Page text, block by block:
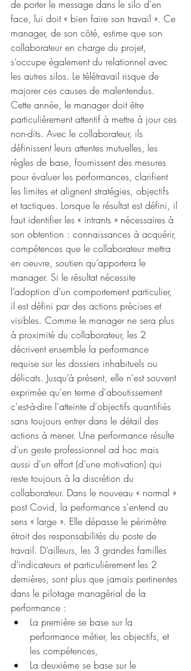
de porter le message dans le silo d'en
face, lui doit « bien faire son travail ». Ce
manager, de son côté, estime que son
collaborateur en charge du projet,
s’occupe également du relationnel avec
les autres silos. Le télétravail risque de
majorer ces causes de malentendus.
Cette année, le manager doit être
particulièrement attentif à mettre à jour ces
non-dits. Avec le collaborateur, ils
définissent leurs attentes mutuelles, les
règles de base, fournissent des mesures
pour évaluer les performances, clarifient
les limites et alignent stratégies, objectifs
et tactiques. Lorsque le résultat est défini, il
faut identifier les « intrants » nécessaires à
son obtention : connaissances à acquérir,
compétences que le collaborateur mettra
en oeuvre, soutien qu’apportera le
manager. Si le résultat nécessite
l’adoption d’un comportement particulier,
il est défini par des actions précises et
visibles. Comme le manager ne sera plus
à proximité du collaborateur, les 2
décrivent ensemble la performance
requise sur les dossiers inhabituels ou
délicats. Jusqu’à présent, elle n'est souvent
exprimée qu'en terme d'aboutissement
c'est-à-dire l'atteinte d'objectifs quantifiés
sans toujours entrer dans le détail des
actions à mener. Une performance résulte
d’un geste professionnel ad hoc mais
aussi d'un effort (d’une motivation) qui
reste toujours à la discrétion du
collaborateur. Dans le nouveau « normal »
post Covid, la performance s'entend au
sens « large ». Elle dépasse le périmètre
étroit des responsabilités du poste de
travail. D’ailleurs, les 3 grandes familles
d’indicateurs et particulièrement les 2
dernières, sont plus que jamais pertinentes
dans le pilotage managérial de la
performance :
La première se base sur la
performance métier, les objectifs, et
les compétences,
La deuxième se base sur le